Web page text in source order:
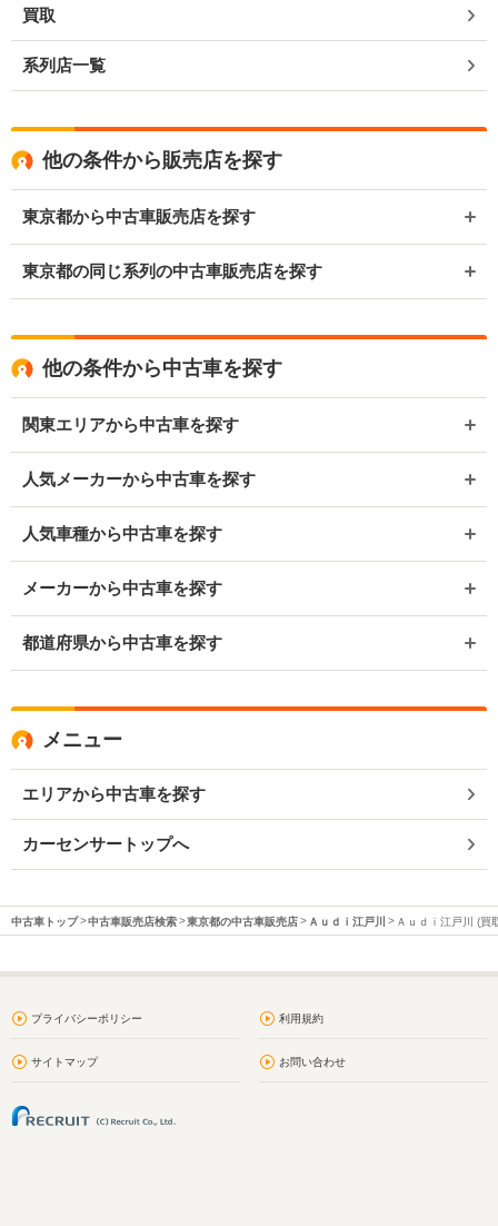
買取
系列店一覧
他の条件から販売店を探す
東京都から中古車販売店を探す
東京都の同じ系列の中古車販売店を探す
他の条件から中古車を探す
関東エリアから中古車を探す
人気メーカーから中古車を探す
人気車種から中古車を探す
メーカーから中古車を探す
都道府県から中古車を探す
メニュー
エリアから中古車を探す
カーセンサートップへ
中古車トップ 中古車販売店検索 東京都の中古車販売店 Ａｕｄｉ江戸川 Ａｕｄｉ江戸川 (買
プライバシーポリシー 利用規約
サイトマップ お問い合わせ